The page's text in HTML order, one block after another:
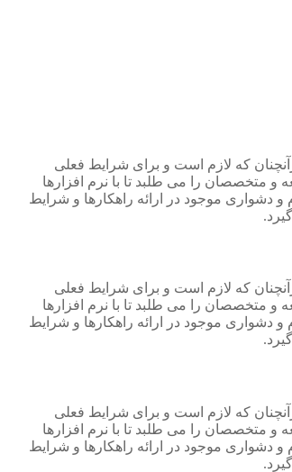
که لازم است و برای شرایط فعلی
و متخصصان را می طلبد تا با نرم افزارها
موجود در ارائه راهکارها و شرایط
که لازم است و برای شرایط فعلی
و متخصصان را می طلبد تا با نرم افزارها
موجود در ارائه راهکارها و شرایط
که لازم است و برای شرایط فعلی
و متخصصان را می طلبد تا با نرم افزارها
موجود در ارائه راهکارها و شرایط